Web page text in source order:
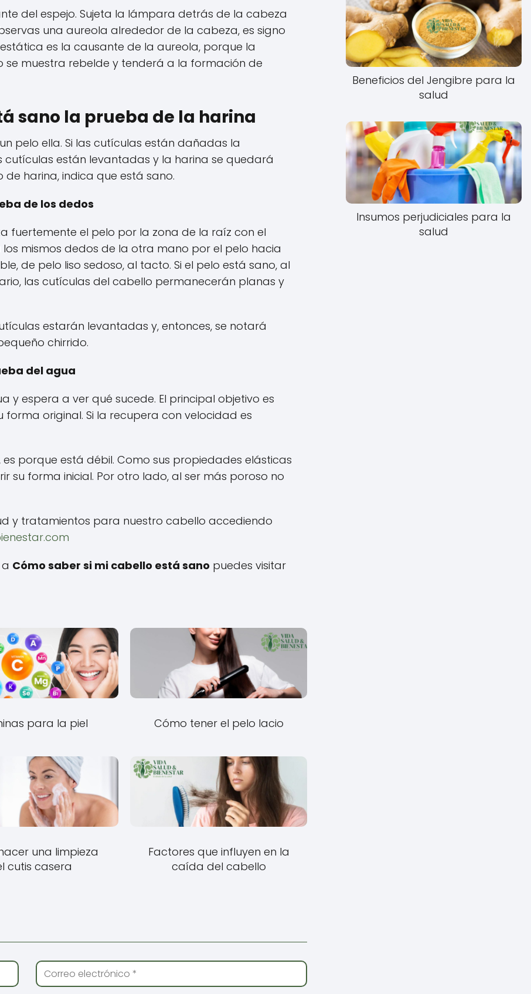
del espejo. Sujeta la lámpara detrás de la cabeza
una aureola alrededor de la cabeza, es signo
es la causante de la aureola, porque la
se muestra rebelde y tenderá a la formación de
sano la prueba de la harina
pelo ella. Si las cutículas están dañadas la
están levantadas y la harina se quedará
harina, indica que está sano.
de los dedos
fuertemente el pelo por la zona de la raíz con el
mismos dedos de la otra mano por el pelo hacia
de pelo liso sedoso, al tacto. Si el pelo está sano, al
las cutículas del cabello permanecerán planas y
estarán levantadas y, entonces, se notará
chirrido.
del agua
y espera a ver qué sucede. El principal objetivo es
original. Si la recupera con velocidad es
porque está débil. Como sus propiedades elásticas
forma inicial. Por otro lado, al ser más poroso no
y tratamientos para nuestro cabello accediendo
Cómo saber si mi cabello está sano puedes visitar
para la piel Cómo tener el pelo lacio
una limpieza
cutis casera
Factores que influyen en la
caída del cabello
Beneficios del Jengibre para la
salud
Insumos perjudiciales para la
salud